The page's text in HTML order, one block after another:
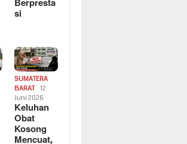
Berpresta
si
SUMATERA
BARAT
12
Juni 2026
Keluhan
Obat
Kosong
Mencuat,